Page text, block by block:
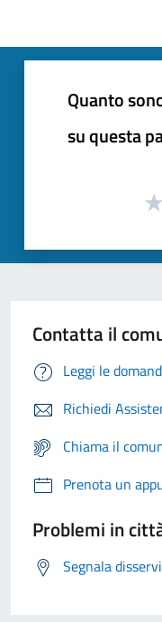
Quanto
su questa
Contatta il
Leggi le
Richiedi
Chiama il
Prenota un
Problemi in
Segnala